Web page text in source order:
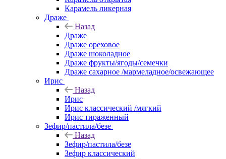
Карамель ликерная
Драже
Назад
Драже
Драже ореховое
Драже шоколадное
Драже фрукты/ягоды/семечки
Драже сахарное /мармеладное/освежающее
Ирис
Назад
Ирис
Ирис классический /мягкий
Ирис тираженный
Зефир/пастила/безе
Назад
Зефир/пастила/безе
Зефир классический